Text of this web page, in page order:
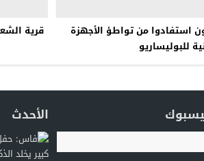
استفادوا من تواطؤ الأجهزة
للبوليساريو
قرية
الأحدث